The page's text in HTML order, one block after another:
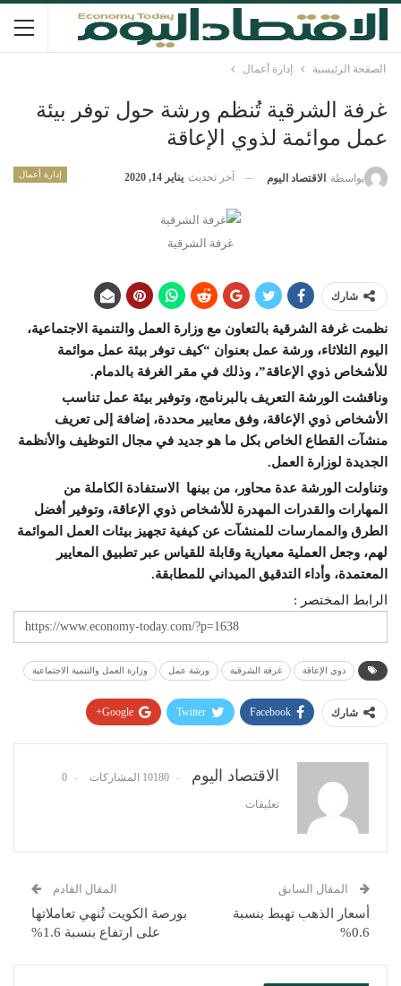
الصفحة الرئيسية إدارة أعمال
غرفة الشرقية تُنظم ورشة حول توفر بيئة
عمل موائمة لذوي الإعاقة
إدارة أعمال بواسطة الاقتصاد اليوم آخر تحديث يناير 14, 2020
غرفة الشرقية
شارك
نظمت غرفة الشرقية بالتعاون مع وزارة العمل والتنمية الاجتماعية،
اليوم الثلاثاء، ورشة عمل بعنوان “كيف توفر بيئة عمل موائمة
للأشخاص ذوي الإعاقة”، وذلك في مقر الغرفة بالدمام.
وناقشت الورشة التعريف بالبرنامج، وتوفير بيئة عمل تناسب
الأشخاص ذوي الإعاقة، وفق معايير محددة، إضافة إلى تعريف
منشآت القطاع الخاص بكل ما هو جديد في مجال التوظيف والأنظمة
الجديدة لوزارة العمل.
وتناولت الورشة عدة محاور، من بينها الاستفادة الكاملة من
المهارات والقدرات المهدرة للأشخاص ذوي الإعاقة، وتوفير أفضل
الطرق والممارسات للمنشآت عن كيفية تجهيز بيئات العمل الموائمة
لهم، وجعل العملية معيارية وقابلة للقياس عبر تطبيق المعايير
المعتمدة، وأداء التدقيق الميداني للمطابقة.
الرابط المختصر :
ذوي الإعاقة غرفة الشرقية ورشة عمل وزارة العمل والتنمية الاجتماعية
شارك Facebook
Twitter
Google+
الاقتصاد اليوم 10180 المشاركات 0
تعليقات
المقال السابق
أسعار الذهب تهبط بنسبة
0.6%
المقال القادم
بورصة الكويت تُنهي تعاملاتها
على ارتفاع بنسبة 1.6%